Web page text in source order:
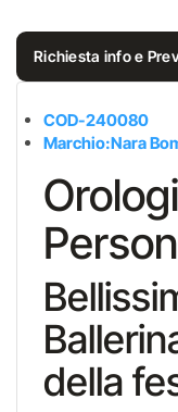
Richiesta info e
COD-240080
Marchio:Nara
della